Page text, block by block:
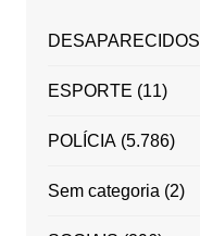
DESAPARECIDOS
ESPORTE (11)
POLÍCIA(5.786)
Sem categoria (2)